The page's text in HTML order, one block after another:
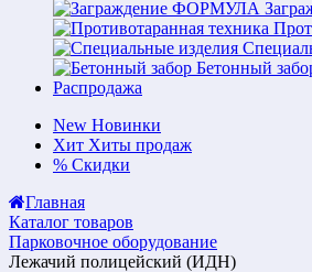
Бетонный
Распродажа
New Новинки
Хит Хиты продаж
% Скидки
Главная
Каталог товаров
Парковочное оборудование
Лежачий полицейский (ИДН)